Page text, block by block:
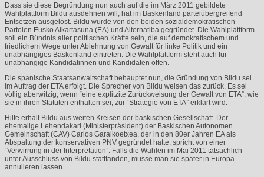
Dass sie diese Begründung nun auch auf die im März 2011 gebildete
Wahlplattform Bildu ausdehnen will, hat im Baskenland parteiübergreifend
Entsetzen ausgelöst. Bildu wurde von den beiden sozialdemokratischen
Parteien Eusko Alkartasuna (EA) und Alternatiba gegründet. Die Wahlplattform
soll ein Bündnis aller politischen Kräfte sein, die auf demokratischem und
friedlichem Wege unter Ablehnung von Gewalt für linke Politik und ein
unabhängiges Baskenland eintreten. Die Wahlplattform steht auch für
unabhängige Kandidatinnen und Kandidaten offen.
Die spanische Staatsanwaltschaft behauptet nun, die Gründung von Bildu sei
im Auftrag der ETAerfolgt. Die Sprecher von Bildu weisen das zurück. Es sei
völlig aberwitzig, wenn “eine explitzite Zurückweisung der Gewalt von ETA”, wie
sie in ihren Statuten enthalten sei, zur “Strategie von ETA” erklärt wird.
Hilfe erhält Bildu aus weiten Kreisen der baskischen Gesellschaft. Der
ehemalige Lehendakari (Ministerpräsident) der Baskischen Autonomen
Gemeinschaft (CAV) Carlos Garaikoetxea, der in den 80er Jahren EA als
Abspaltung der konservativen PNV gegründet hatte, spricht von einer
“Verwirrung in der Interpretation”. Falls die Wahlen im Mai 2011 tatsächlich
unter Ausschluss von Bildu stattfänden, müsse man sie später in Europa
annulieren lassen.